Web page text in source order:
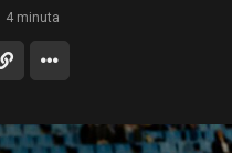
4 minuta